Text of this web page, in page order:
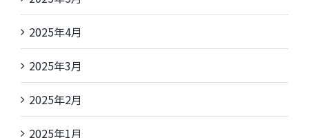
2025年4月
2025年3月
2025年2月
2025年1月